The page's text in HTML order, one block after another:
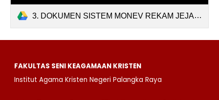
3. DOKUMEN SISTEM MONEV REKAM JEJAK KINERJA DOSEN FIX 2024.docx.pdf
FAKULTAS SENI KEAGAMAAN KRISTEN
Institut Agama Kristen Negeri Palangka Raya